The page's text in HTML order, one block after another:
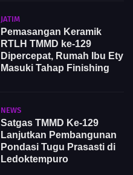
JATIM
Pemasangan Keramik
RTLH TMMD ke-129
Dipercepat, Rumah Ibu Ety
Masuki Tahap Finishing
NEWS
Satgas TMMD Ke-129
Lanjutkan Pembangunan
Pondasi Tugu Prasasti di
Ledoktempuro